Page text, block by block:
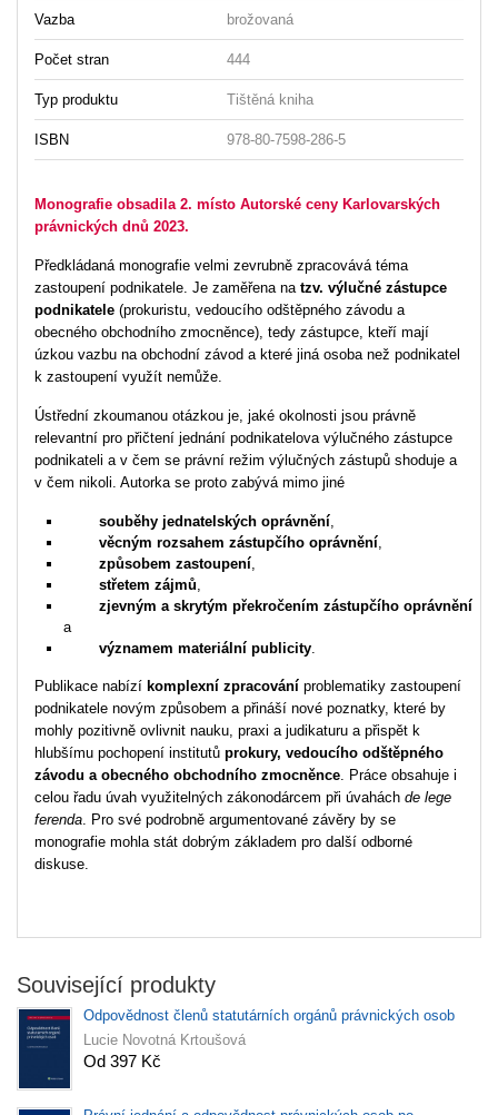
Vazba brožovaná
Počet stran 444
Typ produktu Tištěná kniha
ISBN 978-80-7598-286-5
Monografie obsadila 2. místo Autorské ceny Karlovarských
právnických dnů 2023.
Předkládaná monografie velmi zevrubně zpracovává téma
zastoupení podnikatele. Je zaměřena na tzv. výlučné zástupce
podnikatele (prokuristu, vedoucího odštěpného závodu a
obecného obchodního zmocněnce), tedy zástupce, kteří mají
úzkou vazbu na obchodní závod a které jiná osoba než podnikatel
k zastoupení využít nemůže.
Ústřední zkoumanou otázkou je, jaké okolnosti jsou právně
relevantní pro přičtení jednání podnikatelova výlučného zástupce
podnikateli a v čem se právní režim výlučných zástupů shoduje a
v čem nikoli. Autorka se proto zabývá mimo jiné
souběhy jednatelských oprávnění
věcným rozsahem zástupčího oprávnění
způsobem zastoupení
střetem zájmů
zjevným a skrytým překročením zástupčího oprávnění
a
významem materiální publicity
Publikace nabízí komplexní zpracování problematiky zastoupení
podnikatele novým způsobem a přináší nové poznatky, které by
mohly pozitivně ovlivnit nauku, praxi a judikaturu a přispět k
hlubšímu pochopení institutů prokury, vedoucího odštěpného
závodu a obecného obchodního zmocněnce . Práce obsahuje i
celou řadu úvah využitelných zákonodárcem při úvahách de lege
ferenda . Pro své podrobně argumentované závěry by se
monografie mohla stát dobrým základem pro další odborné
diskuse.
Související produkty
Odpovědnost členů statutárních orgánů právnických osob
Lucie Novotná Krtoušová
Od 397 Kč